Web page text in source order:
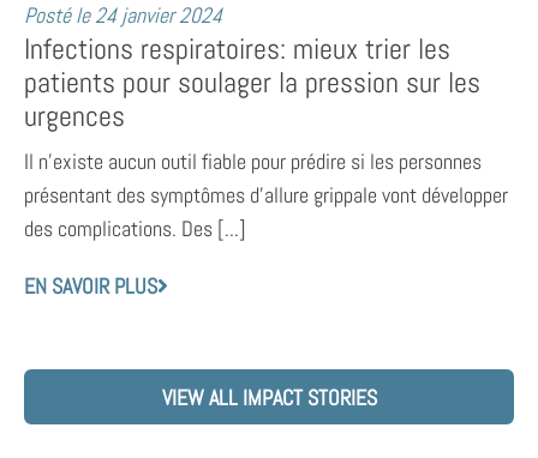
Posté le24 janvier 2024
Infections respiratoires: mieux trier les
patients pour soulager la pression sur les
urgences
Il n’existe aucun outil fiable pour prédire si les personnes
présentant des symptômes d’allure grippale vont développer
des complications. Des [...]
EN SAVOIR PLUS
VIEW ALL IMPACT STORIES